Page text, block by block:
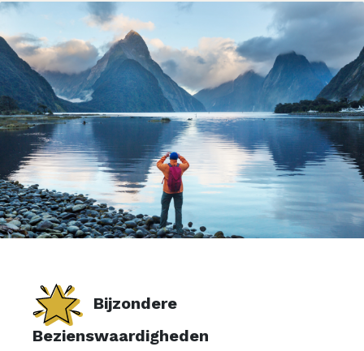
Bijzondere
Bezienswaardigheden